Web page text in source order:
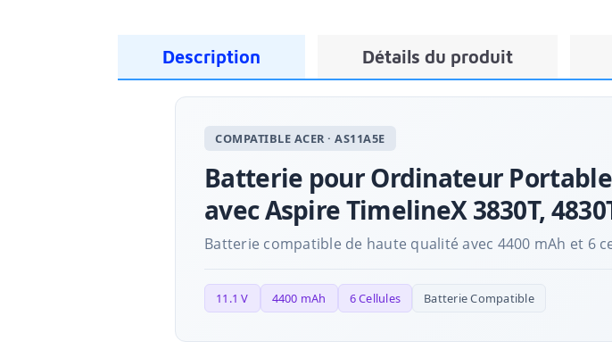
Description Détails du produit
COMPATIBLE ACER · AS11A5E
Batterie pour Ordinateur Portable
avec Aspire TimelineX 3830T,
Batterie compatible de haute qualité avec 4400 mAh et 6
11.1 V 4400 mAh 6 Cellules Batterie Compatible